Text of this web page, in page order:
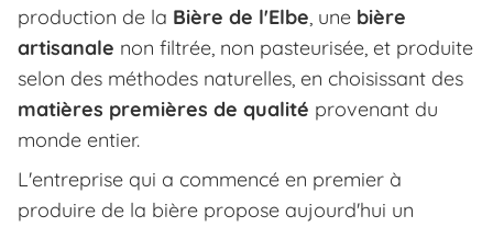
production de la Bière de l'Elbe, une bière
artisanale non filtrée, non pasteurisée, et produite
selon des méthodes naturelles, en choisissant des
matières premières de qualité provenant du
monde entier.
L'entreprise qui a commencé en premier à
produire de la bière propose aujourd'hui un